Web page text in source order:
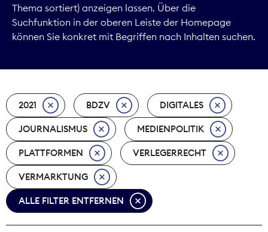
Kommunikation
Marktdaten
Nachhaltigkeit
Nachwuchs
Nova Award
Pressefreiheit
Print
Thema sortiert) anzeigen lassen. Über die
Suchfunktion in der oberen Leiste der Homepage
können Sie konkret mit Begriffen nach Inhalten suchen.
2021 BDZV DIGITALES
JOURNALISMUS MEDIENPOLITIK
PLATTFORMEN VERLEGERRECHT
VERMARKTUNG
ALLE FILTER ENTFERNEN